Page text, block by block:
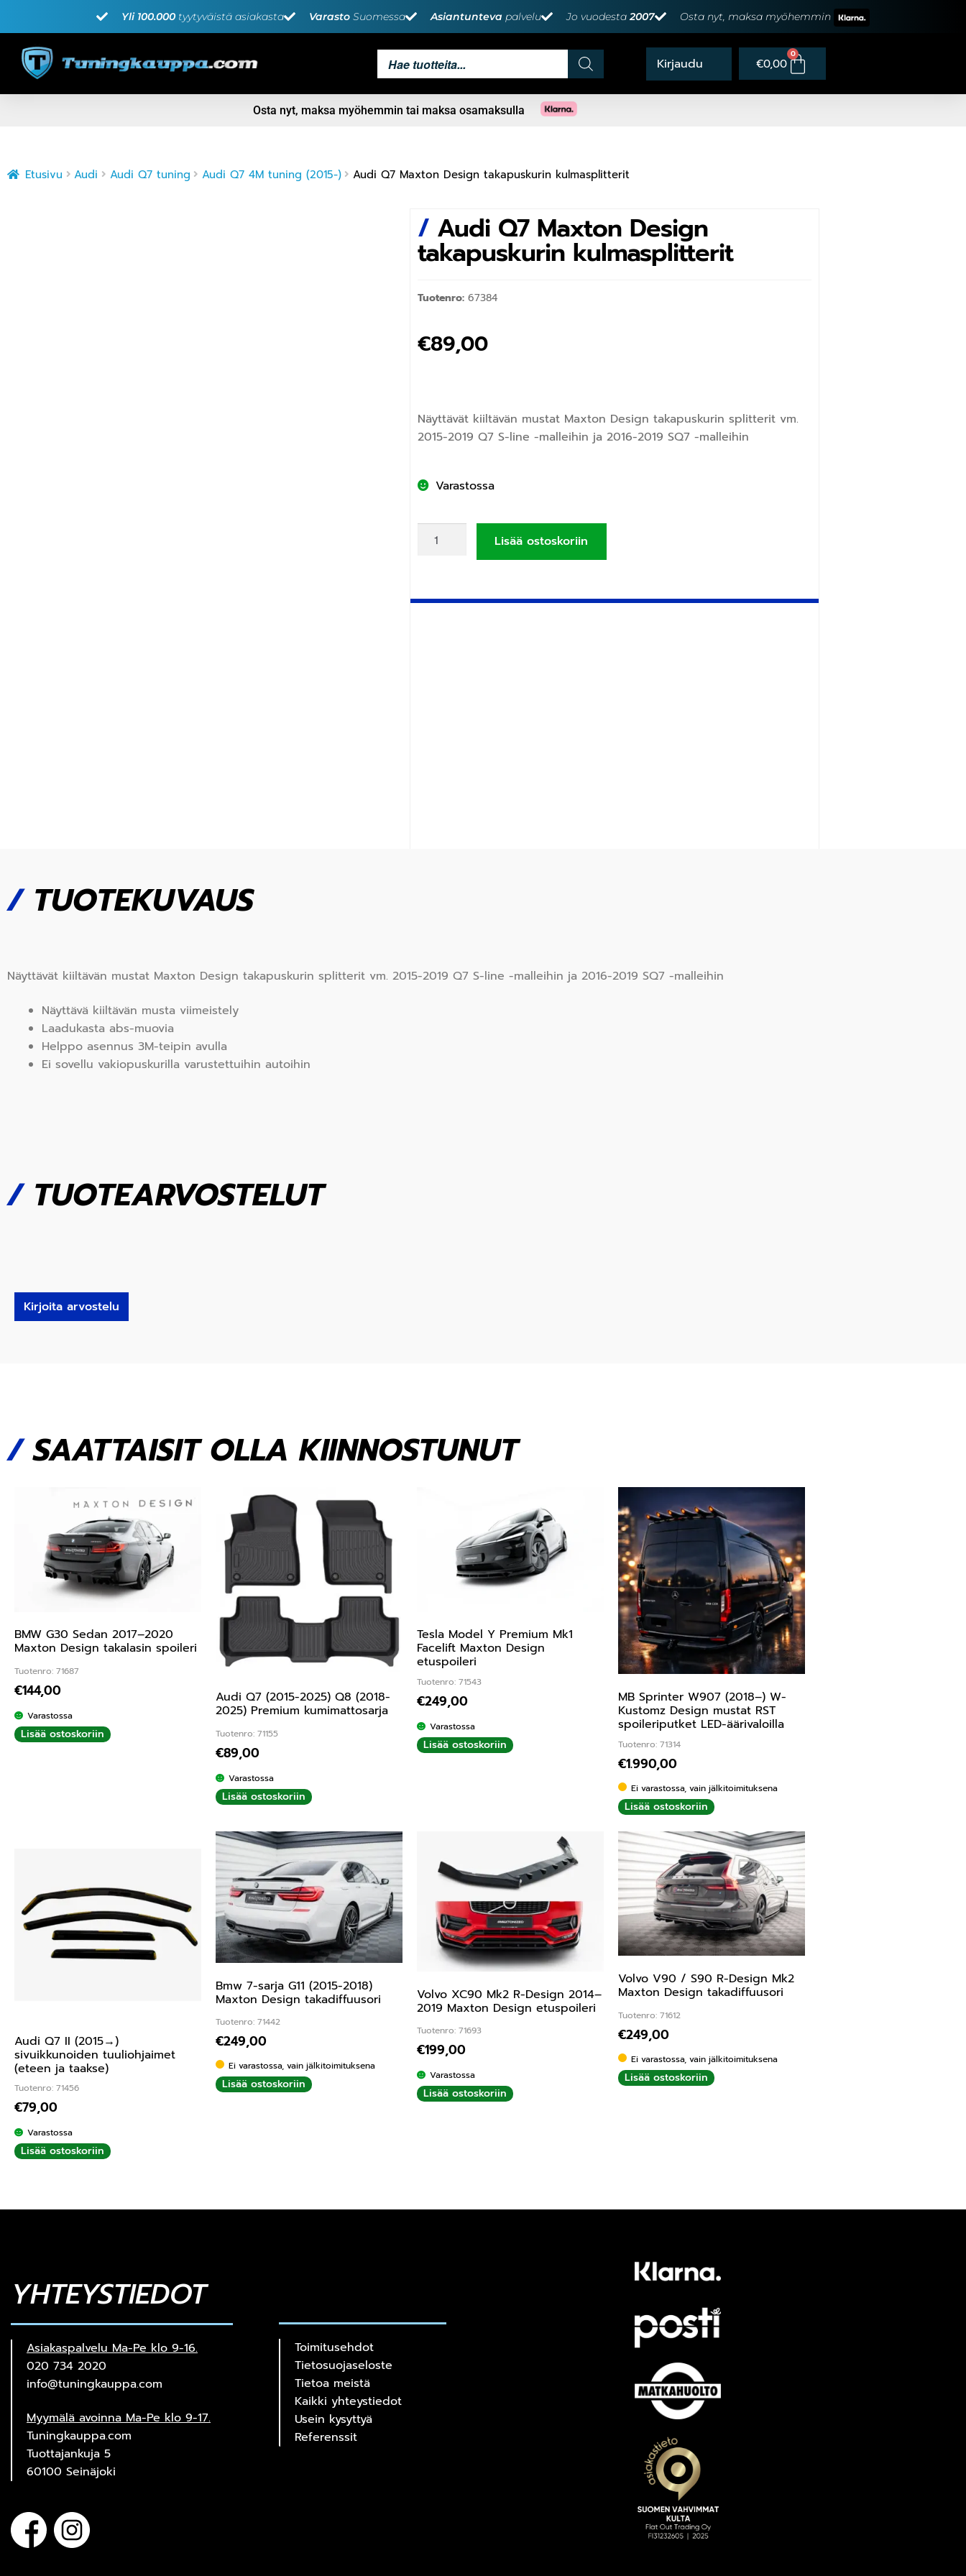
Yli 100.000 tyytyväistä asiakasta Varasto Suomessa Asiantunteva palvelu Jo vuodesta2007 Osta nyt, maksa myöhemmin
€0,00
0
Osta nyt, maksa myöhemmin tai maksa osamaksulla
Etusivu Audi Audi Q7 tuning Audi Q7 4M tuning (2015-) Audi Q7 Maxton Design takapuskurin kulmasplitterit
/ Audi Q7 Maxton Design
takapuskurin kulmasplitterit
Tuotenro: 67384
€89,00
Näyttävät kiiltävän mustat Maxton Design takapuskurin splitterit vm.
2015-2019 Q7 S-line -malleihin ja 2016-2019 SQ7 -malleihin
Varastossa
Lisää ostoskoriin
/TUOTEKUVAUS
Näyttävät kiiltävän mustat Maxton Design takapuskurin splitterit vm. 2015-2019 Q7 S-line -malleihin ja 2016-2019 SQ7 -malleihin
Näyttävä kiiltävän musta viimeistely
Laadukasta abs-muovia
Helppo asennus 3M-teipin avulla
Ei sovellu vakiopuskurilla varustettuihin autoihin
/TUOTEARVOSTELUT
Kirjoita arvostelu
/SAATTAISIT OLLA KIINNOSTUNUT
BMW G30 Sedan 2017–2020
Maxton Design takalasin spoileri
Tuotenro: 71687
€144,00
Varastossa
Lisää ostoskoriin
Audi Q7 (2015-2025) Q8 (2018-
2025) Premium kumimattosarja
Tuotenro: 71155
€89,00
Varastossa
Lisää ostoskoriin
Tesla Model Y Premium Mk1
Facelift Maxton Design
etuspoileri
Tuotenro: 71543
€249,00
Varastossa
Lisää ostoskoriin
MB Sprinter W907 (2018–) W-
Kustomz Design mustat RST
spoileriputket LED-äärivaloilla
Tuotenro: 71314
€1.990,00
Ei varastossa, vain jälkitoimituksena
Lisää ostoskoriin
Audi Q7 II (2015→)
sivuikkunoiden tuuliohjaimet
(eteen ja taakse)
Tuotenro: 71456
€79,00
Varastossa
Lisää ostoskoriin
Bmw 7-sarja G11 (2015-2018)
Maxton Design takadiffuusori
Tuotenro: 71442
€249,00
Ei varastossa, vain jälkitoimituksena
Lisää ostoskoriin
Volvo XC90 Mk2 R-Design 2014–
2019 Maxton Design etuspoileri
Tuotenro: 71693
€199,00
Varastossa
Lisää ostoskoriin
Volvo V90 / S90 R-Design Mk2
Maxton Design takadiffuusori
Tuotenro: 71612
€249,00
Ei varastossa, vain jälkitoimituksena
Lisää ostoskoriin
YHTEYSTIEDOT
Asiakaspalvelu Ma-Pe klo 9-16.
020 734 2020
info@tuningkauppa.com
Myymälä avoinna Ma-Pe klo 9-17.
Tuningkauppa.com
Tuottajankuja 5
60100 Seinäjoki
Toimitusehdot
Tietosuojaseloste
Tietoa meistä
Kaikki yhteystiedot
Usein kysyttyä
Referenssit